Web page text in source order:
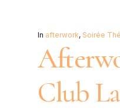
In afterwork, Soirée
Club